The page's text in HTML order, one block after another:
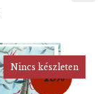
-19%
Nincs készleten